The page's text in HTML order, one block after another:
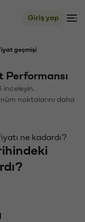
Giriş yap
geçmişi
Performansı
inceleyin.
noktalarını daha
ne kadardı?